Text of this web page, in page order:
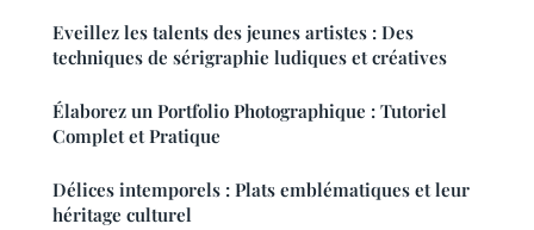
Eveillez les talents des jeunes artistes : Des
techniques de sérigraphie ludiques et créatives
Élaborez un Portfolio Photographique : Tutoriel
Complet et Pratique
Délices intemporels : Plats emblématiques et leur
héritage culturel